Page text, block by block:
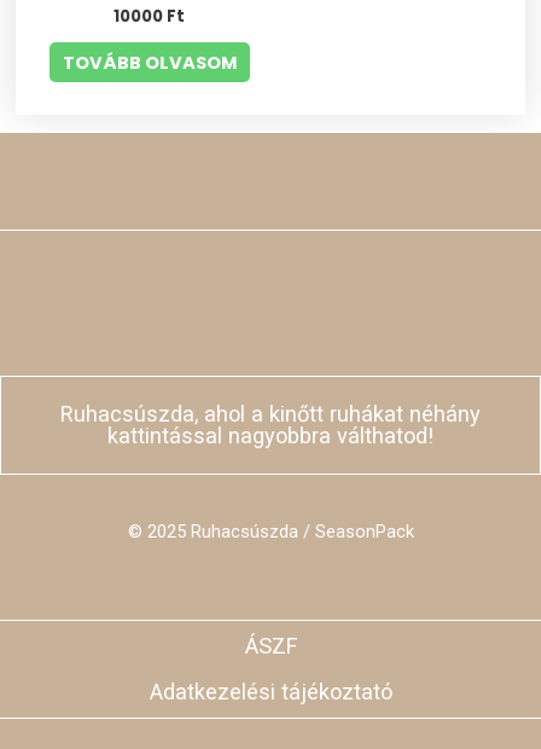
10000 Ft
TOVÁBB OLVASOM
Ruhacsúszda, ahol a kinőtt ruhákat néhány
kattintással nagyobbra válthatod!
© 2025 Ruhacsúszda / SeasonPack
ÁSZF
Adatkezelési tájékoztató